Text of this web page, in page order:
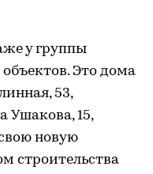
у группы
Это дома
53,
Ушакова, 15,
новую
строительства